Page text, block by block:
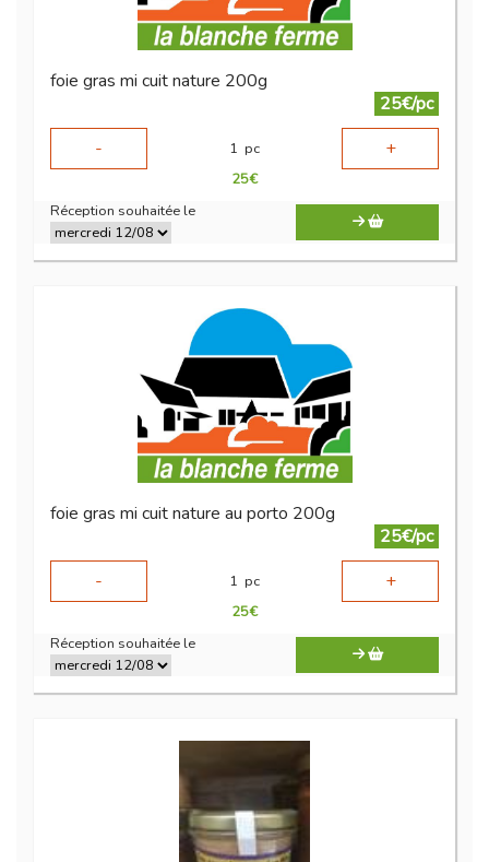
foie gras mi cuit nature 200g
25€/pc
-
1 pc +
25€
Réception souhaitée le
foie gras mi cuit nature au porto 200g
25€/pc
-
1 pc +
25€
Réception souhaitée le